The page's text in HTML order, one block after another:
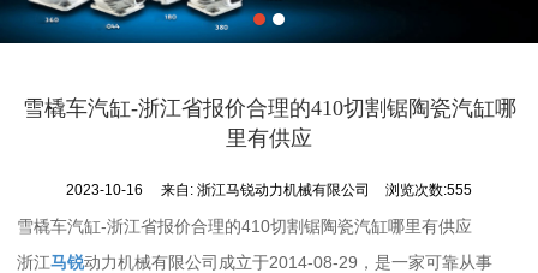
新闻动态
雪橇车汽缸-浙江省报价合理的410切割锯陶瓷汽缸哪
里有供应
2023-10-16 来自:浙江马锐动力机械有限公司 浏览次数:555
雪橇车汽缸-浙江省报价合理的410切割锯陶瓷汽缸哪里有供应
浙江马锐动力机械有限公司成立于2014-08-29，是一家可靠从事